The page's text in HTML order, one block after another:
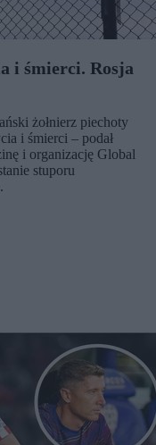
i śmierci. Rosja
żołnierz piechoty
i śmierci – podał
i organizację Global
stuporu